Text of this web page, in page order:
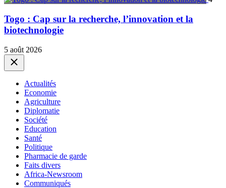
Togo : Cap sur la recherche, l’innovation et la
biotechnologie
5 août 2026
Close
Actualités
Economie
Agriculture
Diplomatie
Société
Education
Santé
Politique
Pharmacie de garde
Faits divers
Africa-Newsroom
Communiqués